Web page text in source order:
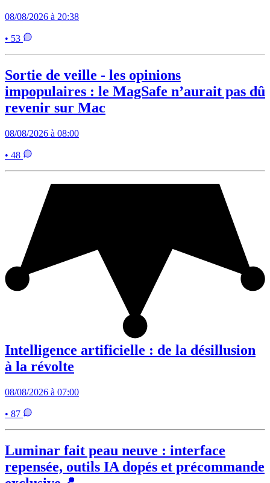
08/08/2026 à 20:38
• 53
Sortie de veille - les opinions
impopulaires : le MagSafe n’aurait pas dû
revenir sur Mac
08/08/2026 à 08:00
• 48
Intelligence artificielle : de la désillusion
à la révolte
08/08/2026 à 07:00
• 87
Luminar fait peau neuve : interface
repensée, outils IA dopés et précommande